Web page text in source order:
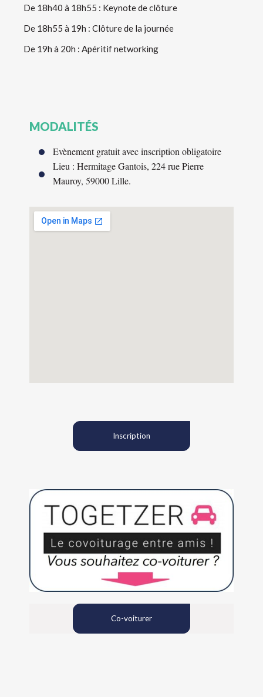
De 18h40 à 18h55 : Keynote de clôture
De 18h55 à 19h : Clôture de la journée
De 19h à 20h : Apéritif networking
MODALITÉS
Evènement gratuit avec inscription obligatoire
Lieu : Hermitage Gantois, 224 rue Pierre
Mauroy, 59000 Lille.
Inscription
Co-voiturer